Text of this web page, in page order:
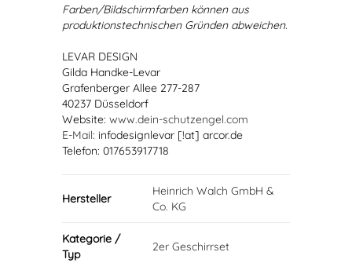
Farben/Bildschirmfarben können aus
produktionstechnischen Gründen abweichen.
LEVAR DESIGN
Gilda Handke-Levar
Grafenberger Allee 277-287
40237 Düsseldorf
Website: www.dein-schutzengel.com
E-Mail: infodesignlevar [!at] arcor.de
Telefon: 017653917718
Hersteller
Heinrich Walch GmbH &
Co. KG
Kategorie /
Typ
2er Geschirrset